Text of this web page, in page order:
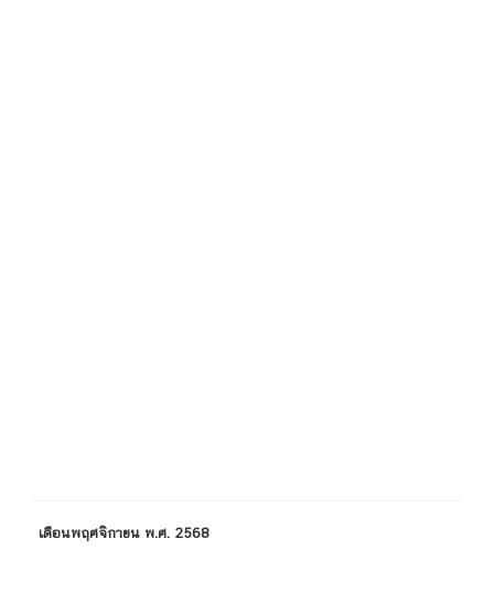
เดือนพฤศจิกายน พ.ศ. 2568